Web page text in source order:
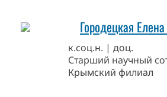
Городецкая
к.соц.н. | доц.
Старший научный
Крымский филиал